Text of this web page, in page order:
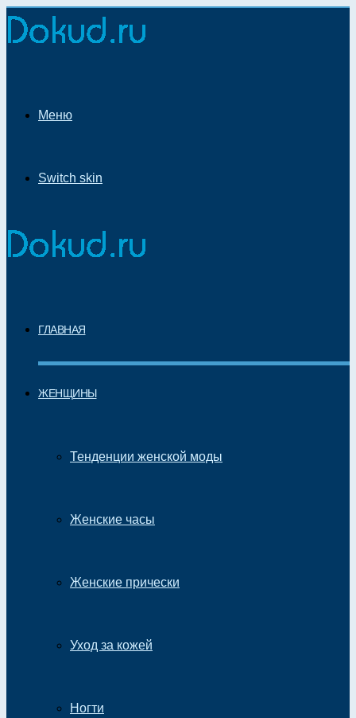
Меню
Switch skin
ГЛАВНАЯ
ЖЕНЩИНЫ
Тенденции женской моды
Женские часы
Женские прически
Уход за кожей
Ногти